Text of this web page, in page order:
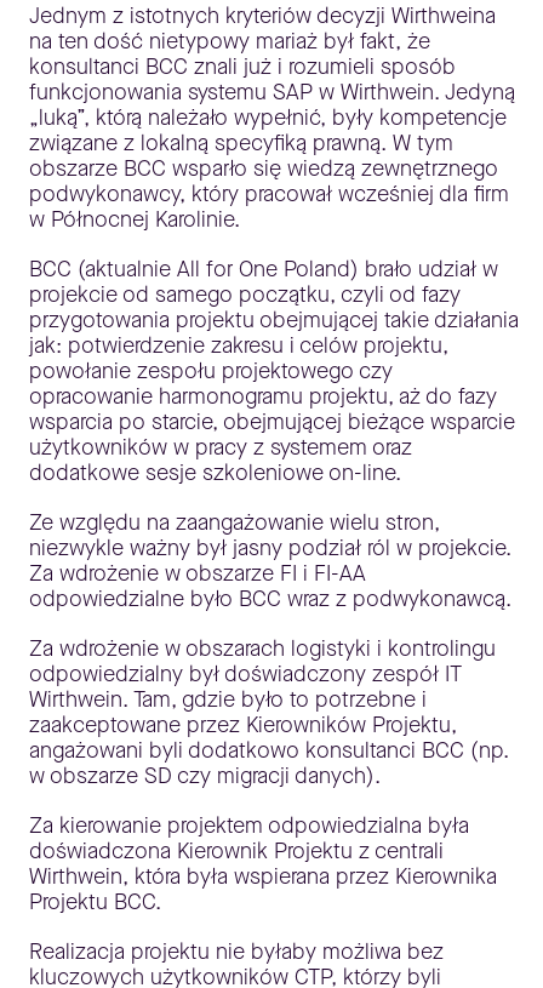
Jednym z istotnych kryteriów decyzji Wirthweina
na ten dość nietypowy mariaż był fakt, że
konsultanci BCC znali już i rozumieli sposób
funkcjonowania systemu SAP w Wirthwein. Jedyną
„luką”, którą należało wypełnić, były kompetencje
związane z lokalną specyfiką prawną. W tym
obszarze BCC wsparło się wiedzą zewnętrznego
podwykonawcy, który pracował wcześniej dla firm
w Północnej Karolinie.
BCC (aktualnie All for One Poland) brało udział w
projekcie od samego początku, czyli od fazy
przygotowania projektu obejmującej takie działania
jak: potwierdzenie zakresu i celów projektu,
powołanie zespołu projektowego czy
opracowanie harmonogramu projektu, aż do fazy
wsparcia po starcie, obejmującej bieżące wsparcie
użytkowników w pracy z systemem oraz
dodatkowe sesje szkoleniowe on-line.
Ze względu na zaangażowanie wielu stron,
niezwykle ważny był jasny podział ról w projekcie.
Za wdrożenie w obszarze FI i FI-AA
odpowiedzialne było BCC wraz z podwykonawcą.
Za wdrożenie w obszarach logistyki i kontrolingu
odpowiedzialny był doświadczony zespół IT
Wirthwein. Tam, gdzie było to potrzebne i
zaakceptowane przez Kierowników Projektu,
angażowani byli dodatkowo konsultanci BCC (np.
w obszarze SD czy migracji danych).
Za kierowanie projektem odpowiedzialna była
doświadczona Kierownik Projektu z centrali
Wirthwein, która była wspierana przez Kierownika
Projektu BCC.
Realizacja projektu nie byłaby możliwa bez
kluczowych użytkowników CTP, którzy byli